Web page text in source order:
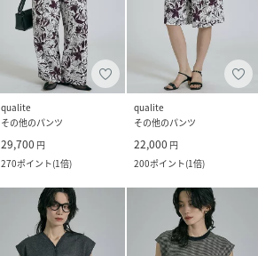
qualite
その他のパンツ
29,700 円
270ポイント(1倍)
qualite
その他のパンツ
22,000 円
200ポイント(1倍)